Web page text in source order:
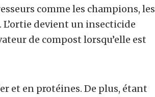
comme les champions, les
L’ortie devient un insecticide
de compost lorsqu’elle est
et en protéines. De plus, étant